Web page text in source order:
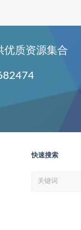
优质资源集合
快速搜索